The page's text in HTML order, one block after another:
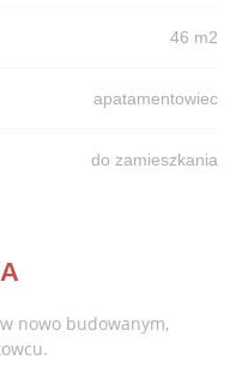
46 m2
apatamentowiec
do zamieszkania
nowo budowanym,